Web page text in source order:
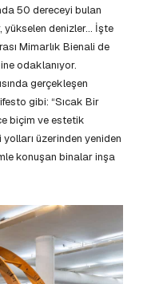
50 dereceyi bulan
yükselen denizler… İşte
Mimarlık Bienali de
odaklanıyor.
gerçekleşen
gibi: “Sıcak Bir
biçim ve estetik
üzerinden yeniden
konuşan binalar inşa